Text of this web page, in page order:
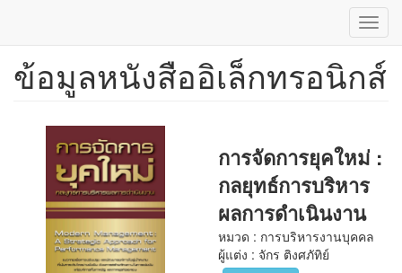
ข้าม
ข้อมูลหนังสืออิเล็กทรอนิกส์
การจัดการยุคใหม่ :
กลยุทธ์การบริหาร
ผลการดำเนินงาน
หมวด : การบริหารงานบุคคล
ผู้แต่ง : จักร ติงศภัทิย์